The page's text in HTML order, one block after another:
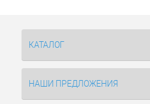
КАТАЛОГ
НАШИ ПРЕДЛОЖЕНИЯ